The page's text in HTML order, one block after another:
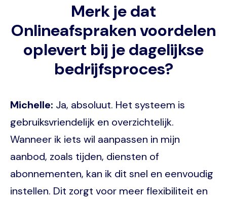
Merk je dat
Onlineafspraken voordelen
oplevert bij je dagelijkse
bedrijfsproces?
Michelle: Ja, absoluut. Het systeem is
gebruiksvriendelijk en overzichtelijk.
Wanneer ik iets wil aanpassen in mijn
aanbod, zoals tijden, diensten of
abonnementen, kan ik dit snel en eenvoudig
instellen. Dit zorgt voor meer flexibiliteit en